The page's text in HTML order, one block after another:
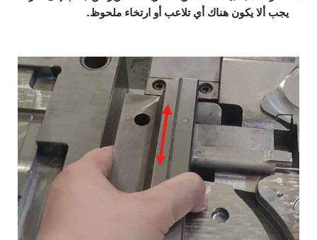
يجب ألا يكون هناك أي تلاعب أو ارتخاء ملحوظ.